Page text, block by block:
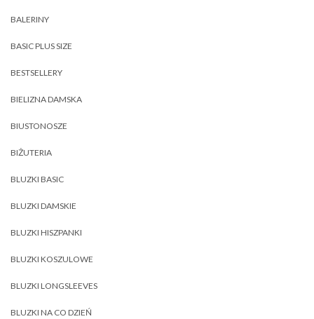
BALERINY
BASIC PLUS SIZE
BESTSELLERY
BIELIZNA DAMSKA
BIUSTONOSZE
BIŻUTERIA
BLUZKI BASIC
BLUZKI DAMSKIE
BLUZKI HISZPANKI
BLUZKI KOSZULOWE
BLUZKI LONGSLEEVES
BLUZKI NA CO DZIEŃ